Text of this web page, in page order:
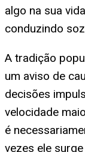
algo na sua
conduzindo
A tradição
um aviso de
decisões
velocidade
é
vezes ele